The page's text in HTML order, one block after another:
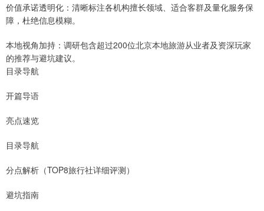
价值承诺透明化：清晰标注各机构擅长领域、适合客群及量化服务保
障，杜绝信息模糊。
本地视角加持：调研包含超过200位北京本地旅游从业者及资深玩家
的推荐与避坑建议。
目录导航
开篇导语
亮点速览
目录导航
分点解析（TOP8旅行社详细评测）
避坑指南